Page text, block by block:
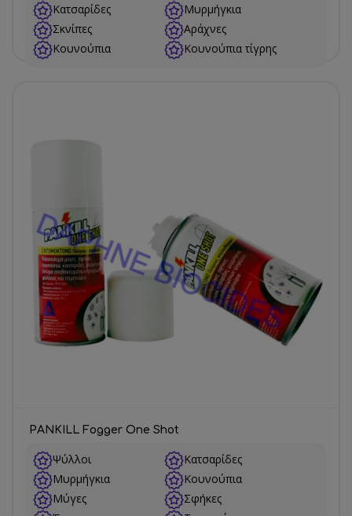
Κατσαρίδες
Μυρμήγκια
Σκνίπες
Αράχνες
Κουνούπια
Κουνούπια τίγρης
PANKILL Fogger One Shot
Ψύλλοι
Κατσαρίδες
Μυρμήγκια
Κουνούπια
Μύγες
Σφήκες